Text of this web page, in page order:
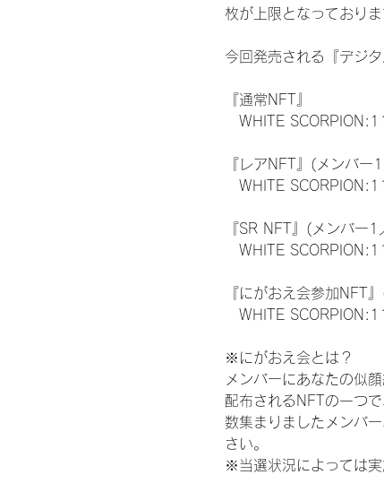
枚が上限となっておりま
今回発売される『デジ
『通常NFT』
WHITE
『レアNFT』(メンバー
WHITE
『SR NFT』(メンバー
WHITE
『にがおえ会参加NFT
WHITE
※にがおえ会とは？
メンバーにあなたの似
配布されるNFTの一つ
数集まりましたメンバ
さい。
※当選状況によっては実